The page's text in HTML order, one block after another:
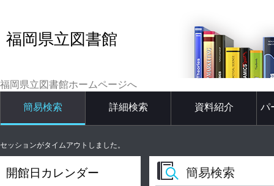
福岡県立図書館
福岡県立図書館ホームページへ
簡易検索 詳細検索 資料紹介 パ
セッションがタイムアウトしました。
開館日カレンダー 簡易検索